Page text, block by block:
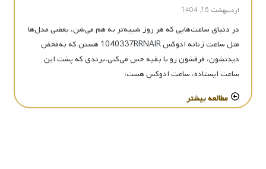
اردیبهشت 16, 1404
در دنیای ساعت‌هایی که هر روز شبیه‌تر به هم می‌شن، بعضی مدل‌ها
مثل ساعت زنانه ادوکس 1040337RRNAIR هستن که به‌محض
دیدنشون، فرقشون رو با بقیه حس می‌کنی.برندی که پشت این
ساعت ایستاده، ساعت ادوکس هست؛
مطالعه بیشتر